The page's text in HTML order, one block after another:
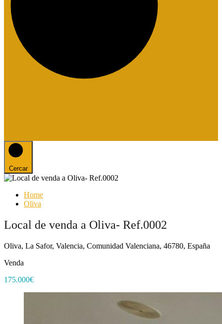
Cercar
Home
Oliva
Local de venda a Oliva- Ref.0002
Oliva, La Safor, Valencia, Comunidad Valenciana, 46780, España
Venda
175.000€